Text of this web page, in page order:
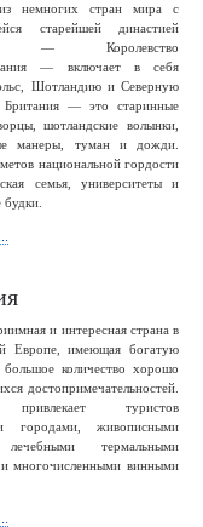
немногих стран мира с
старейшей династией
— Королевство
— включает в себя
Шотландию и Северную
— это старинные
шотландские волынки,
манеры, туман и дожди.
национальной гордости
семья, университеты и
и интересная страна в
Европе, имеющая богатую
количество хорошо
достопримечательностей.
привлекает туристов
городами, живописными
термальными
многочисленными винными